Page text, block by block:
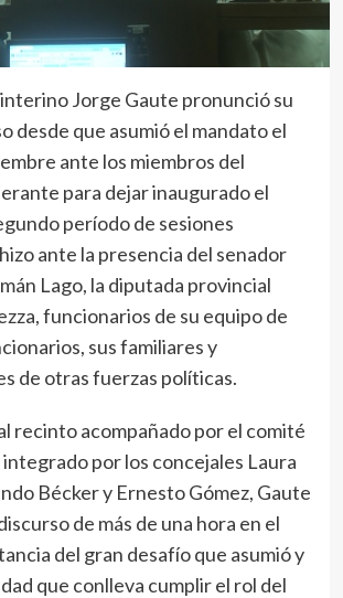
Jorge Gaute pronunció su
desde que asumió el mandato el
ante los miembros del
para dejar inaugurado el
período de sesiones
ante la presencia del senador
Lago, la diputada provincial
funcionarios de su equipo de
sus familiares y
de otras fuerzas políticas.
recinto acompañado por el comité
por los concejales Laura
Bécker y Ernesto Gómez, Gaute
de más de una hora en el
del gran desafío que asumió y
que conlleva cumplir el rol del